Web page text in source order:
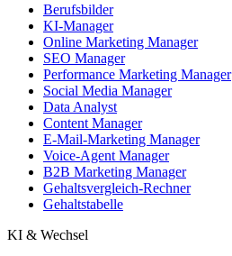
Berufsbilder
KI-Manager
Online Marketing Manager
SEO Manager
Performance Marketing Manager
Social Media Manager
Data Analyst
Content Manager
E-Mail-Marketing Manager
Voice-Agent Manager
B2B Marketing Manager
Gehaltsvergleich-Rechner
Gehaltstabelle
KI & Wechsel